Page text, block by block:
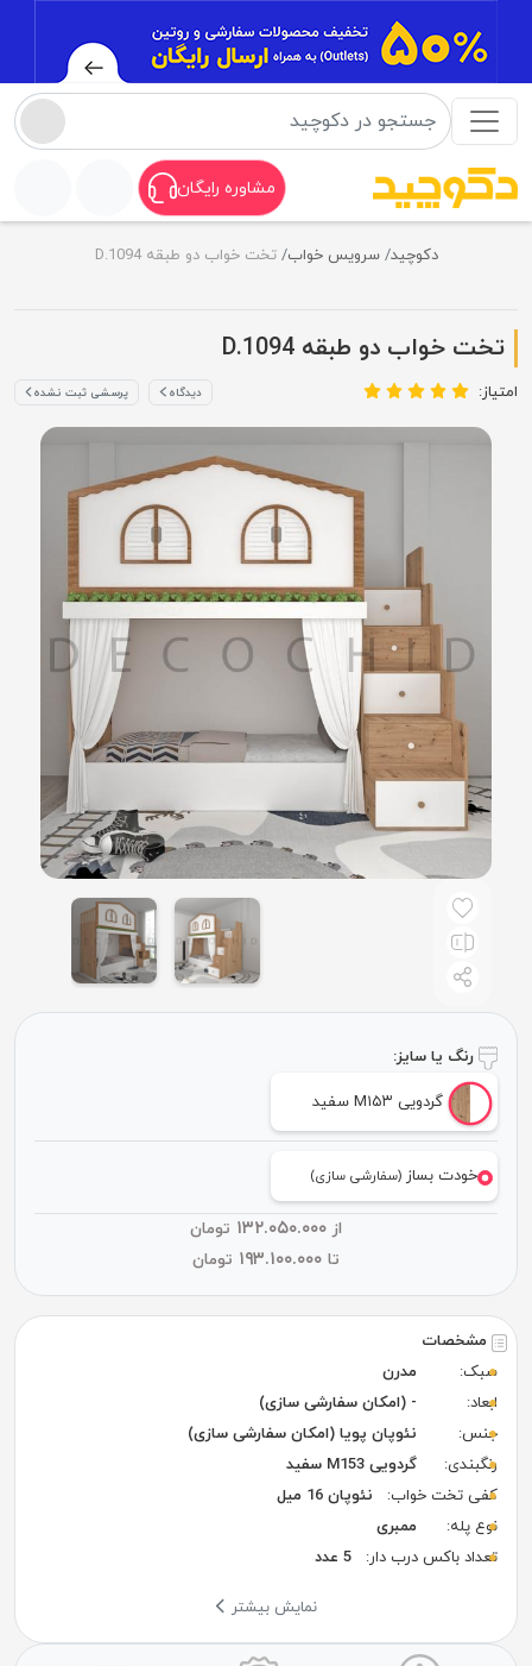
مشاوره رایگان
دکوچید سرویس خواب تخت خواب دو طبقه D.1094
تخت خواب دو طبقه D.1094
امتیاز: دیدگاه پرسشی ثبت نشده
مشخصات
سبک:
مدرن
ابعاد:
- (امکان سفارشی سازی)
جنس:
نئوپان پویا (امکان سفارشی سازی)
رنگبندی:
گردویی M153 سفید
کفی تخت خواب:
نئوپان 16 میل
نوع پله:
ممبری
تعداد باکس درب دار:
5 عدد
نمایش بیشتر
رنگ یا سایز:
گردویی M۱۵۳ سفید
خودت بساز(سفارشی سازی)
از۱۳۲.۰۵۰.۰۰۰
تومان
تا
تومان